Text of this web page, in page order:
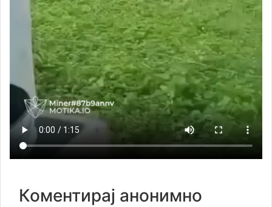
Коментирај анонимно